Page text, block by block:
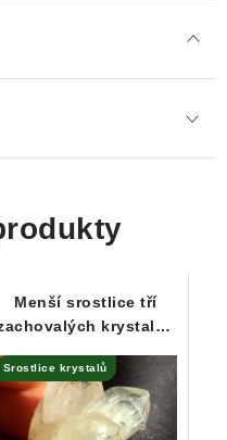
Menší srostlice tří
krystalků
/ Jeseníky
Srostlice krystalů